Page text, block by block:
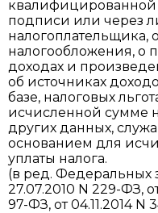
квалифицированной
подписи или через
налогоплательщика,
налогообложения, о
доходах и
об источниках
базе, налоговых
исчисленной сумме
других данных,
основанием для
уплаты налога.
(в ред. Федеральных
27.07.2010 N 229-ФЗ,
97-ФЗ, от 04.11.2014 N